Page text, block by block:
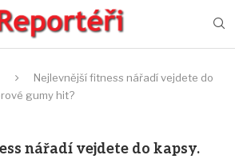
Nejlevnější fitness nářadí vejdete do
gumy hit?
nářadí vejdete do kapsy.